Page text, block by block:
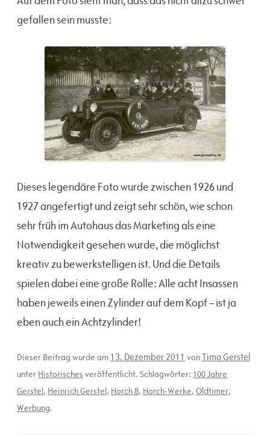
gefallen sein musste:
Dieses legendäre Foto wurde zwischen 1926 und
1927 angefertigt und zeigt sehr schön, wie schon
sehr früh im Autohaus das Marketing als eine
Notwendigkeit gesehen wurde, die möglichst
kreativ zu bewerkstelligen ist. Und die Details
spielen dabei eine große Rolle: Alle acht Insassen
haben jeweils einen Zylinder auf dem Kopf – ist ja
eben auch ein Achtzylinder!
Dieser Beitrag wurde am 13. Dezember 2011 vonTimo Gerstel
unter Historisches veröffentlicht. Schlagwörter: 100 Jahre
Gerstel , Heinrich Gerstel , Horch 8, Horch-Werke, Oldtimer,
Werbung.